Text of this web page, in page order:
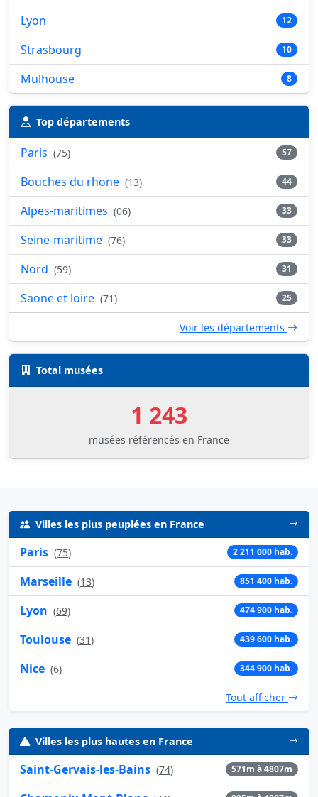
Lyon 12
Strasbourg 10
Mulhouse 8
Top départements
Paris (75) 57
Bouches du rhone (13) 44
Alpes-maritimes (06) 33
Seine-maritime (76) 33
Nord (59) 31
Saone et loire (71) 25
Voir les départements
Total musées
1 243
musées référencés en France
Villes les plus peuplées en France
Paris (75) 2 211 000 hab.
Marseille (13) 851 400 hab.
Lyon (69) 474 900 hab.
Toulouse (31) 439 600 hab.
Nice (6) 344 900 hab.
Tout afficher
Villes les plus hautes en France
Saint-Gervais-les-Bains (74) 571m à 4807m